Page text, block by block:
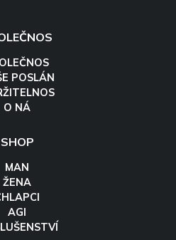
POSLÁN
O NÁ
SHOP
MAN
ŽENA
AGI